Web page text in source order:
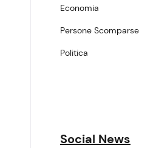
Economia
Persone Scomparse
Politica
Social News